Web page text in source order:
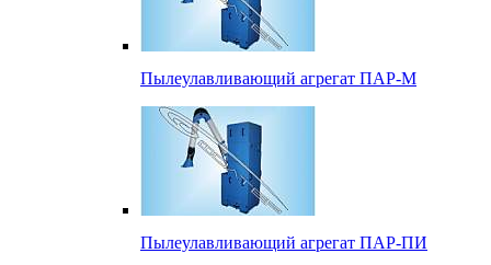
Пылеулавливающий агрегат ПАР-М
Пылеулавливающий агрегат ПАР-ПИ